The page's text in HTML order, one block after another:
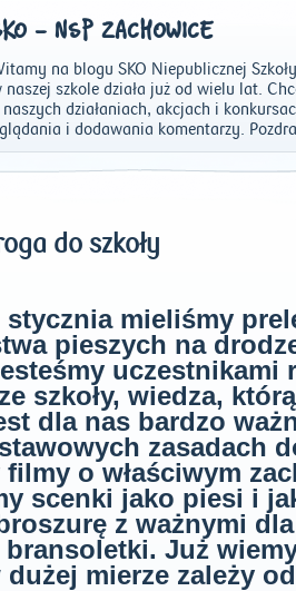
- NSP ZACHOWICE
na blogu SKO Niepublicznej
naszej szkole działa już od wielu lat.
naszych działaniach, akcjach i
i dodawania komentarzy.
do szkoły
stycznia mieliśmy
pieszych na
uczestnikami
szkoły, wiedza,
dla nas bardzo
zasadach
o właściwym
scenki jako piesi i
z ważnymi
Już
dużej mierze zależy